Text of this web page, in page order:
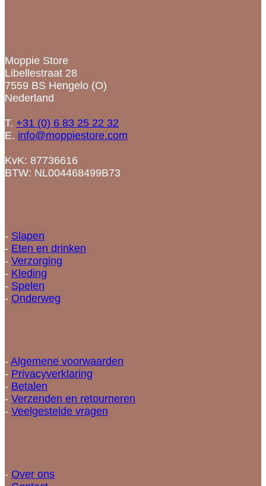
Moppie Store
Libellestraat 28
7559 BS Hengelo (O)
Nederland
T. +31 (0) 6 83 25 22 32
E. info@moppiestore.com
KvK: 87736616
BTW: NL004468499B73
- Slapen
- Eten en drinken
- Verzorging
- Kleding
- Spelen
- Onderweg
- Algemene voorwaarden
- Privacyverklaring
- Betalen
- Verzenden en retourneren
- Veelgestelde vragen
- Over ons